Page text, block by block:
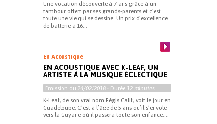
Une vocation découverte à 7 ans grâce à un
tambour offert par ses grands-parents et c’est
toute une vie qui se dessine. Un prix d’excellence
de batterie à 16...
En Acoustique
EN ACOUSTIQUE AVEC K-LEAF, UN
ARTISTE À LA MUSIQUE ÉCLECTIQUE
Emission du 24/02/2018 - Durée 12 minutes
K-Leaf, de son vrai nom Régis Calif, voit le jour en
Guadeloupe. C’est à l’âge de 5 ans qu’il s’envole
vers la Guyane où il passera toute son enfance....